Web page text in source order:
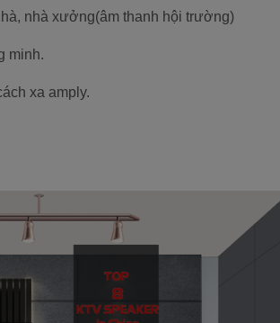
nhà xưởng(âm thanh hội trường)
minh.
xa amply.